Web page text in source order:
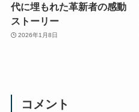
代に埋もれた革新者の感動
ストーリー
2026年1月8日
コメント